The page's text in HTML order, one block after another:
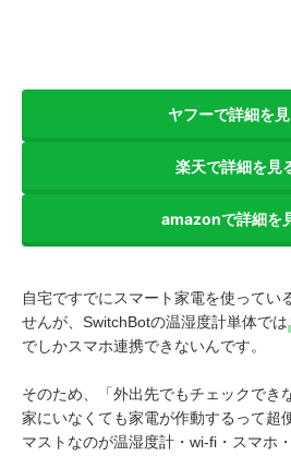
ヤフーで詳細を
楽天で詳細を見
amazonで詳細を
自宅ですでにスマート家電を使ってい
せんが、SwitchBotの温湿度計単体では
でしかスマホ連携できないんです。
そのため、「外出先でもチェックでき
家にいなくても家電が作動するって超
マストなのが温湿度計・wi-fi・スマホ